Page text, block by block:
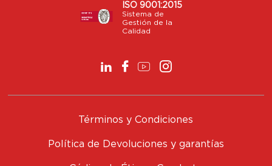
ISO 9001:2015
Sistema de
Gestión de la
Calidad
Términos y Condiciones
Política de Devoluciones y garantías